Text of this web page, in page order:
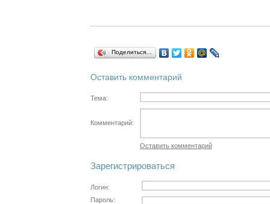
Поделиться…
Оставить комментарий
Тема:
Комментарий:
Оставить комментарий
Зарегистрироваться
Логин:
Пароль: